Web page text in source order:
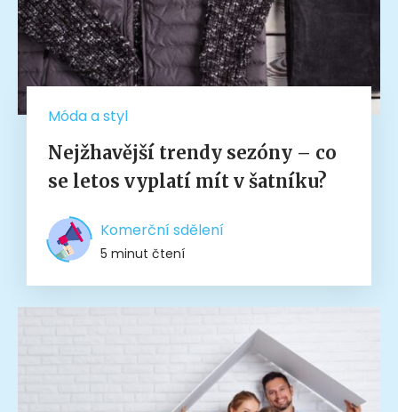
Móda a styl
Nejžhavější trendy sezóny – co
se letos vyplatí mít v šatníku?
Komerční sdělení
5 minut čtení